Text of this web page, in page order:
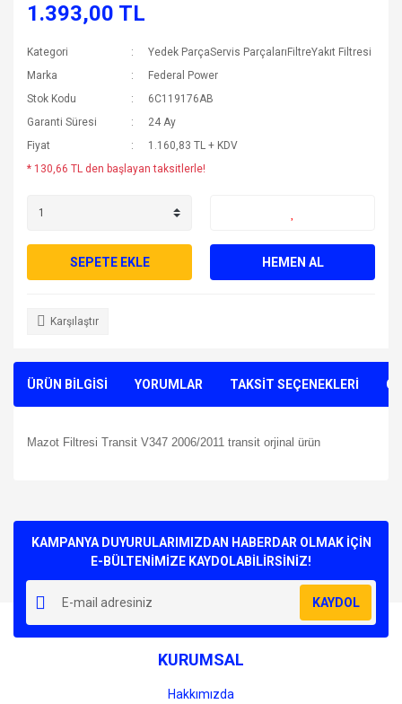
1.393,00 TL
Kategori
Yedek ParçaServis ParçalarıFiltreYakıt Filtresi
Marka
Federal Power
Stok Kodu
6C119176AB
Garanti Süresi
24 Ay
Fiyat
1.160,83 TL + KDV
* 130,66 TL den başlayan taksitlerle!
SEPETE EKLE HEMEN AL
Karşılaştır
ÜRÜN BİLGİSİ YORUMLAR TAKSİT SEÇENEKLERİ
Mazot Filtresi Transit V347 2006/2011 transit orjinal ürün
Yorum Yaz
kullanarak tarafımıza iletebilirsiniz.
Görüş ve önerileriniz için teşekkür ederiz.
Ürün resmi kalitesiz, bozuk veya görüntülenemiyor.
Ürün açıklamasında eksik bilgiler bulunuyor.
Ürün bilgilerinde hatalar bulunuyor.
Ürün fiyatı diğer sitelerden daha pahalı.
KAMPANYA DUYURULARIMIZDAN HABERDAR OLMAK İÇİN
E-BÜLTENİMİZE KAYDOLABİLİRSİNİZ!
KAYDOL
KURUMSAL
Hakkımızda